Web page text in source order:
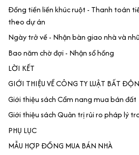
Đồng tiền liền khúc ruột - Thanh toán
theo dự án
Ngày trở về - Nhận bàn giao nhà và
Bao năm chờ đợi - Nhận sổ hồng
LỜI KẾT
GIỚI THIỆU VỀ CÔNG TY LUẬT BẤT
Giới thiệu sách Cẩm nang mua bán đất
Giới thiệu sách Quản trị rủi ro pháp lý
PHỤ LỤC
MẪU HỢP ĐỒNG MUA BÁN NHÀ